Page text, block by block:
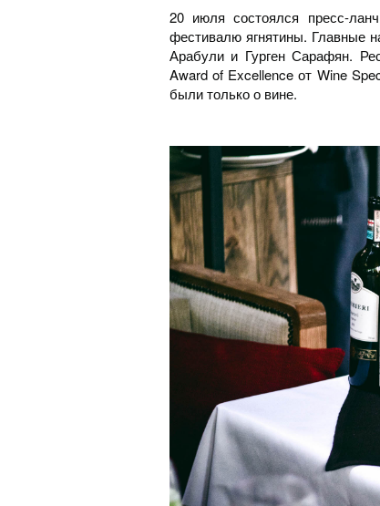
20 июля состоялся пресс-
фестивалю ягнятины. Главные
Арабули и Гурген Сарафян.
Award of Excellence от Wine
были только о вине.